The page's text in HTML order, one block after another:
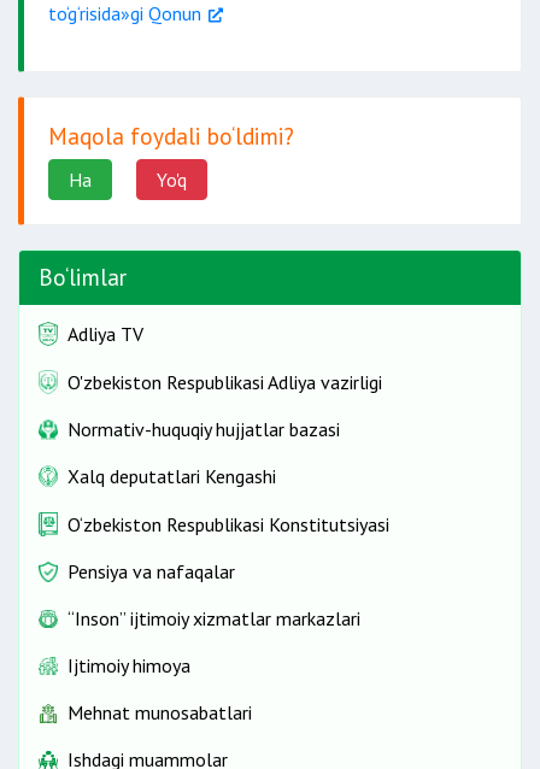
to‘g‘risida»gi Qonun
Maqola foydali bo‘ldimi?
Ha Yo'q
Bo‘limlar
Adliya TV
O'zbekiston Respublikasi Adliya vazirligi
Normativ-huquqiy hujjatlar bazasi
Xalq deputatlari Kengashi
O‘zbekiston Respublikasi Konstitutsiyasi
Pensiya va nafaqalar
“Inson” ijtimoiy xizmatlar markazlari
Ijtimoiy himoya
Mehnat munosabatlari
Ishdagi muammolar